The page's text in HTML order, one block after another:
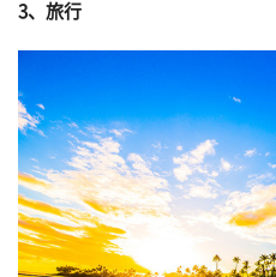
3、旅行